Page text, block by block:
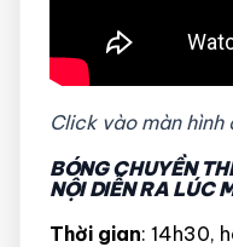
Click vào màn hình
BÓNG CHUYỀN
NỘI DIỄN RA LÚC
Thời gian: 14h30,